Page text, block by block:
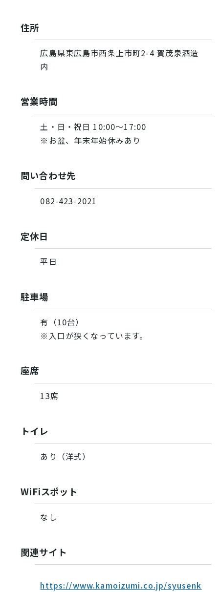
住所
広島県東広島市西条上市町2-4 賀茂泉酒造
内
営業時間
土・日・祝日 10:00～17:00
※お盆、年末年始休みあり
問い合わせ先
082-423-2021
定休日
平日
駐車場
有（10台）
※入口が狭くなっています。
座席
13席
トイレ
あり（洋式）
WiFiスポット
なし
関連サイト
https://www.kamoizumi.co.jp/syusenk